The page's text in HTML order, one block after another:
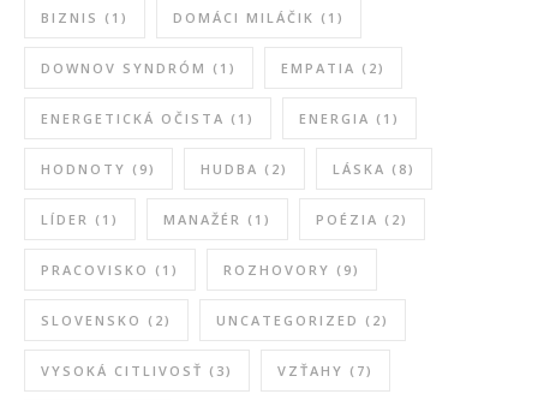
BIZNIS (1) DOMÁCI MILÁČIK (1)
DOWNOV SYNDRÓM (1) EMPATIA (2)
ENERGETICKÁ OČISTA (1) ENERGIA (1)
HODNOTY (9) HUDBA (2) LÁSKA (8)
LÍDER (1) MANAŽÉR (1) POÉZIA (2)
PRACOVISKO (1) ROZHOVORY (9)
SLOVENSKO (2) UNCATEGORIZED (2)
VYSOKÁ CITLIVOSŤ (3) VZŤAHY (7)